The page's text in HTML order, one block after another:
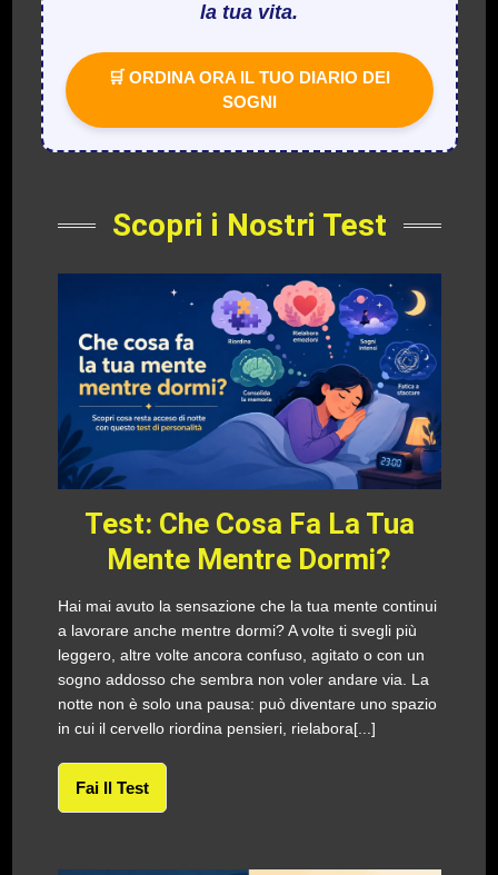
la tua vita.
🛒 ORDINA ORA IL TUO DIARIO DEI
SOGNI
Scopri i Nostri Test
Test: Che Cosa Fa La Tua
Mente Mentre Dormi?
Hai mai avuto la sensazione che la tua mente continui
a lavorare anche mentre dormi? A volte ti svegli più
leggero, altre volte ancora confuso, agitato o con un
sogno addosso che sembra non voler andare via. La
notte non è solo una pausa: può diventare uno spazio
in cui il cervello riordina pensieri, rielabora[...]
Fai Il Test